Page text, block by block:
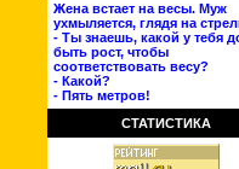
Жена встает на весы. Муж
ухмыляется, глядя на
- Ты знаешь, какой у тебя
быть рост, чтобы
соответствовать весу?
- Какой?
- Пять метров!
СТАТИСТИКА